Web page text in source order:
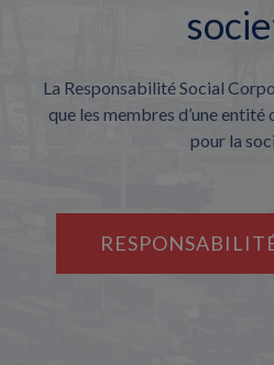
La Responsabilité Social
que les membres d’une
pour la